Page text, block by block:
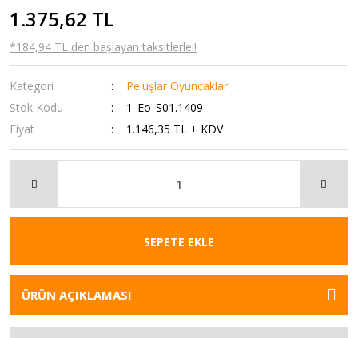
1.375,62 TL
*184,94 TL den başlayan taksitlerle!!
Kategori
Peluşlar Oyuncaklar
Stok Kodu
1_Eo_S01.1409
Fiyat
1.146,35 TL + KDV
SEPETE EKLE
ÜRÜN AÇIKLAMASI